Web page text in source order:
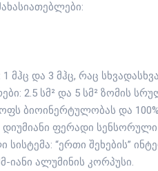
1 მჰც და 3 მჰც, რაც
2.5 სმ² და 5 სმ² ზომის
ბიოინერტულობას და
დიუმიანი ფერადი
სისტემა: “ერთი შეხების”
იანი ალუმინის კორპუსი.